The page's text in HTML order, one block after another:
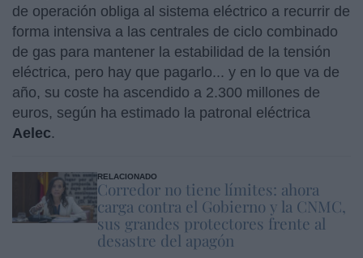
de operación obliga al sistema eléctrico a recurrir de
forma intensiva a las centrales de ciclo combinado
de gas para mantener la estabilidad de la tensión
eléctrica, pero hay que pagarlo... y en lo que va de
año, su coste ha ascendido a 2.300 millones de
euros, según ha estimado la patronal eléctrica
Aelec.
RELACIONADO
Corredor no tiene límites: ahora
carga contra el Gobierno y la CNMC,
sus grandes protectores frente al
desastre del apagón